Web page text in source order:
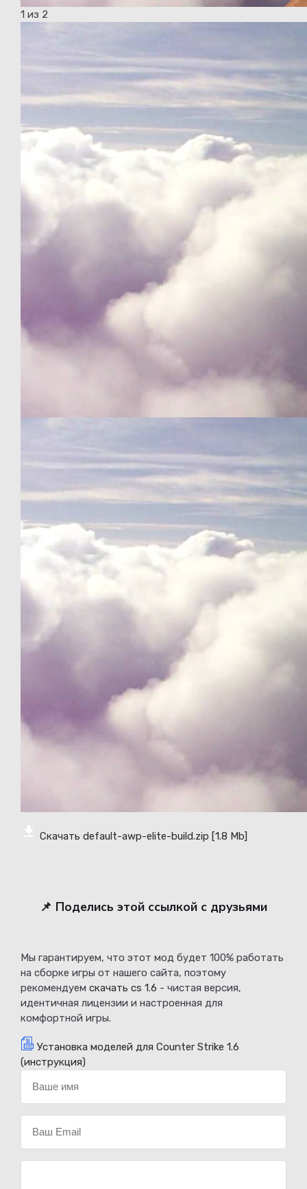
1 из 2
Скачать default-awp-elite-build.zip [1.8 Mb]
📌 Поделись этой ссылкой с друзьями
Мы гарантируем, что этот мод будет 100% работать
на сборке игры от нашего сайта, поэтому
рекомендуем скачать cs 1.6 - чистая версия,
идентичная лицензии и настроенная для
комфортной игры.
Установка моделей для Counter Strike 1.6
(инструкция)